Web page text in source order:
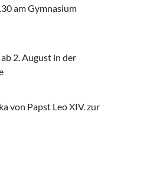
am Gymnasium
2. August in der
von Papst Leo XIV. zur